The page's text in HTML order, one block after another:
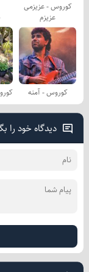
کوروس - عزیزمی
عزیزم
کوروس - آمنه
دیدگاه خود را